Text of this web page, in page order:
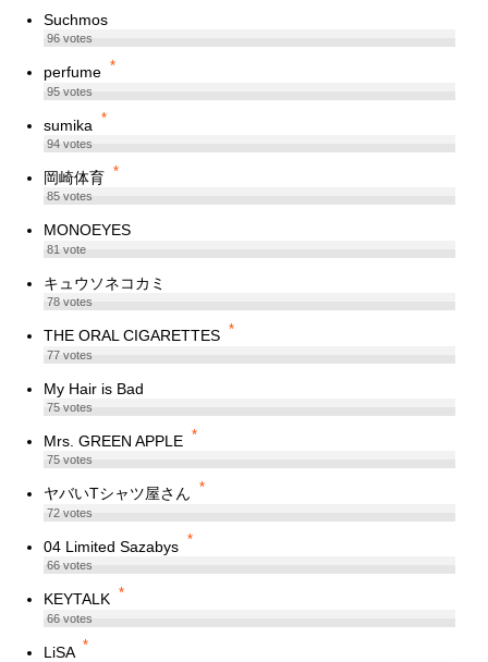
Suchmos
96votes
perfume *
95votes
sumika *
94votes
岡崎体育 *
85votes
MONOEYES
81vote
キュウソネコカミ
78votes
THE ORAL CIGARETTES *
77votes
My Hair is Bad
75votes
Mrs. GREEN APPLE *
75votes
ヤバいTシャツ屋さん *
72votes
04 Limited Sazabys *
66votes
KEYTALK *
66votes
LiSA *